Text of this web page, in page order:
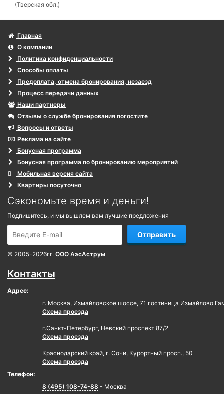
(Тверская обл.)
Главная
О компании
Политика конфиденциальности
Способы оплаты
Предоплата, отмена бронирования, незаезд
Процесс передачи данных
Наши партнеры
Отзывы о службе бронирования погостите
Вопросы и ответы
Реклама на сайте
Бонусная программа
Бонусная программа по бронированию мероприятий
Мобильная версия сайта
Квартиры посуточно
Сэкономьте время и деньги!
Подпишитесь, и мы вышлем вам лучшие предложения
Отправить
© 2005-2026гг. ООО АэсАструм
Контакты
Адрес:
г. Москва, Измайловское шоссе, 71 гостиница Измайлово
Схема проезда
г.Санкт-Петербург, Невский проспект 87/2
Схема проезда
Краснодарский край, г. Сочи, Курортный просп., 50
Схема проезда
Телефон:
8 (495) 108-74-88 - Москва